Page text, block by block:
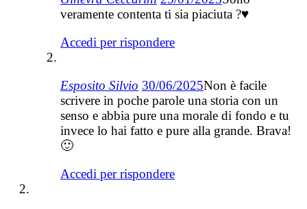
veramente contenta ti sia piaciuta ?♥️
Accedi per rispondere
Esposito Silvio 30/06/2025Non è facile
scrivere in poche parole una storia con un
senso e abbia pure una morale di fondo e tu
invece lo hai fatto e pure alla grande. Brava!
🙂
Accedi per rispondere